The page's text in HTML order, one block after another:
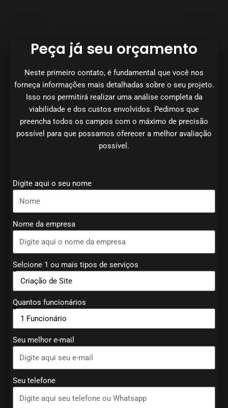
Peça já seu orçamento
Neste primeiro contato, é fundamental que você nos
forneça informações mais detalhadas sobre o seu projeto.
Isso nos permitirá realizar uma análise completa da
viabilidade e dos custos envolvidos. Pedimos que
preencha todos os campos com o máximo de precisão
possível para que possamos oferecer a melhor avaliação
possível.
Digite aqui o seu nome
Nome da empresa
Selcione 1 ou mais tipos de serviços
Quantos funcionários
Seu melhor e-mail
Seu telefone